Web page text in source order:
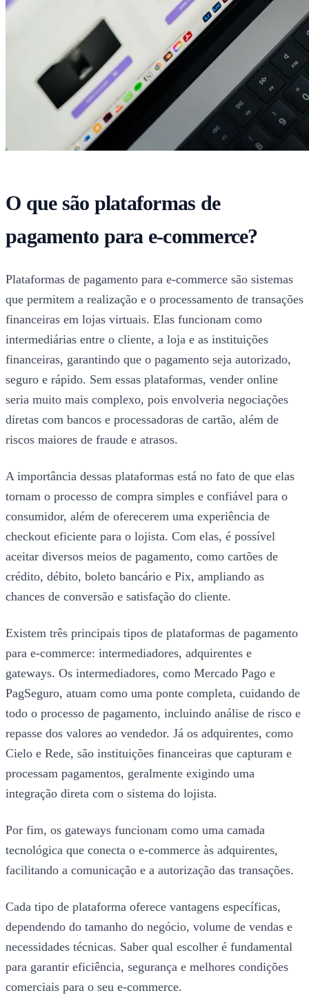
O que são plataformas de
pagamento para e-commerce?
Plataformas de pagamento para e-commerce são sistemas
que permitem a realização e o processamento de transações
financeiras em lojas virtuais. Elas funcionam como
intermediárias entre o cliente, a loja e as instituições
financeiras, garantindo que o pagamento seja autorizado,
seguro e rápido. Sem essas plataformas, vender online
seria muito mais complexo, pois envolveria negociações
diretas com bancos e processadoras de cartão, além de
riscos maiores de fraude e atrasos.
A importância dessas plataformas está no fato de que elas
tornam o processo de compra simples e confiável para o
consumidor, além de oferecerem uma experiência de
checkout eficiente para o lojista. Com elas, é possível
aceitar diversos meios de pagamento, como cartões de
crédito, débito, boleto bancário e Pix, ampliando as
chances de conversão e satisfação do cliente.
Existem três principais tipos de plataformas de pagamento
para e-commerce: intermediadores, adquirentes e
gateways. Os intermediadores, como Mercado Pago e
PagSeguro, atuam como uma ponte completa, cuidando de
todo o processo de pagamento, incluindo análise de risco e
repasse dos valores ao vendedor. Já os adquirentes, como
Cielo e Rede, são instituições financeiras que capturam e
processam pagamentos, geralmente exigindo uma
integração direta com o sistema do lojista.
Por fim, os gateways funcionam como uma camada
tecnológica que conecta o e-commerce às adquirentes,
facilitando a comunicação e a autorização das transações.
Cada tipo de plataforma oferece vantagens específicas,
dependendo do tamanho do negócio, volume de vendas e
necessidades técnicas. Saber qual escolher é fundamental
para garantir eficiência, segurança e melhores condições
comerciais para o seu e-commerce.